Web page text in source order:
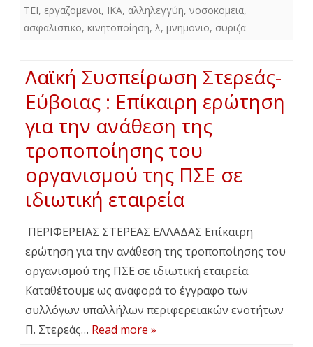
ΤΕΙ, εργαζομενοι, ΙΚΑ, αλληλεγγύη, νοσοκομεια,
ασφαλιστικο, κινητοποίηση, λ, μνημονιο, συριζα
Λαϊκή Συσπείρωση Στερεάς-
Εύβοιας : Επίκαιρη ερώτηση
για την ανάθεση της
τροποποίησης του
οργανισμού της ΠΣΕ σε
ιδιωτική εταιρεία
ΠΕΡΙΦΕΡΕΙΑΣ ΣΤΕΡΕΑΣ ΕΛΛΑΔΑΣ Επίκαιρη
ερώτηση για την ανάθεση της τροποποίησης του
οργανισμού της ΠΣΕ σε ιδιωτική εταιρεία.
Καταθέτουμε ως αναφορά το έγγραφο των
συλλόγων υπαλλήλων περιφερειακών ενοτήτων
Π. Στερεάς… Read more »